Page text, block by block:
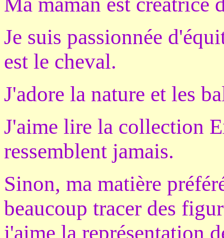
Je suis passionnée
est le cheval.
J'adore la nature et les
J'aime lire la collection
ressemblent jamais.
Sinon, ma matière
beaucoup tracer des
j'aime la représentation